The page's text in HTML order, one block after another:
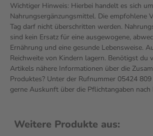
Wichtiger Hinweis: Hierbei handelt es sich
Nahrungsergänzungsmittel. Die empfohlene
Tag darf nicht überschritten werden.
sind kein Ersatz für eine ausgewogene,
Ernährung und eine gesunde Lebensweise.
Reichweite von Kindern lagern. Benötigst du
Artikels nähere Informationen über die
Produktes? Unter der Rufnummer 05424
gerne Auskunft über die Pflichtangaben nach
Weitere Produkte aus: